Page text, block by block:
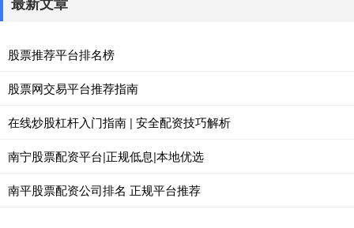
股票推荐平台排名榜
股票网交易平台推荐指南
在线炒股杠杆入门指南 | 安全配资技巧解析
南宁股票配资平台|正规低息|本地优选
南平股票配资公司排名 正规平台推荐